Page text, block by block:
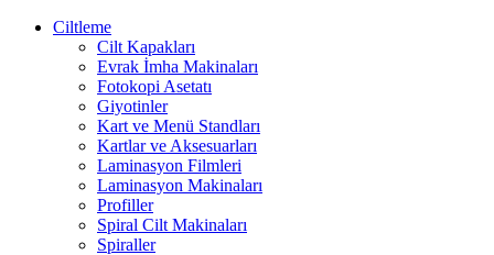
Ciltleme
Cilt Kapakları
Evrak İmha Makinaları
Fotokopi Asetatı
Giyotinler
Kart ve Menü Standları
Kartlar ve Aksesuarları
Laminasyon Filmleri
Laminasyon Makinaları
Profiller
Spiral Cilt Makinaları
Spiraller